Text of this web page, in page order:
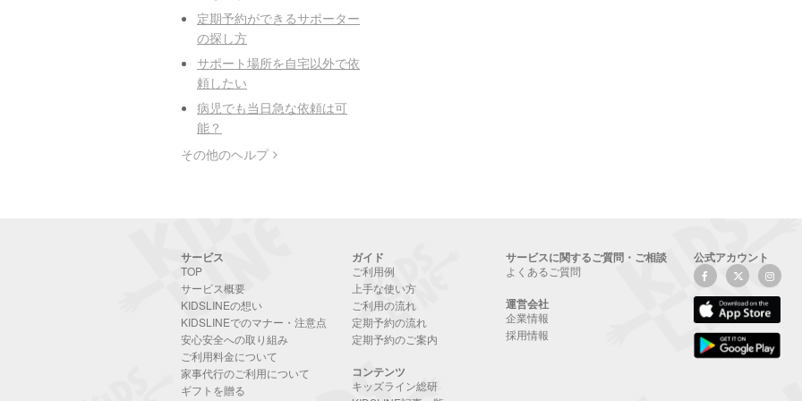
定期予約ができるサポーター
の探し方
サポート場所を自宅以外で依
頼したい
病児でも当日急な依頼は可
能？
その他のヘルプ
サービス
TOP
サービス概要
KIDSLINEの想い
KIDSLINEでのマナー・注意点
安心安全への取り組み
ご利用料金について
家事代行のご利用について
ギフトを贈る
ガイド
ご利用例
上手な使い方
ご利用の流れ
定期予約の流れ
定期予約のご案内
コンテンツ
キッズライン総研
サービスに関するご質問・ご相談
よくあるご質問
運営会社
企業情報
採用情報
公式アカウント